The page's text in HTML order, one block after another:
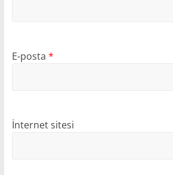
E-posta *
İnternet sitesi